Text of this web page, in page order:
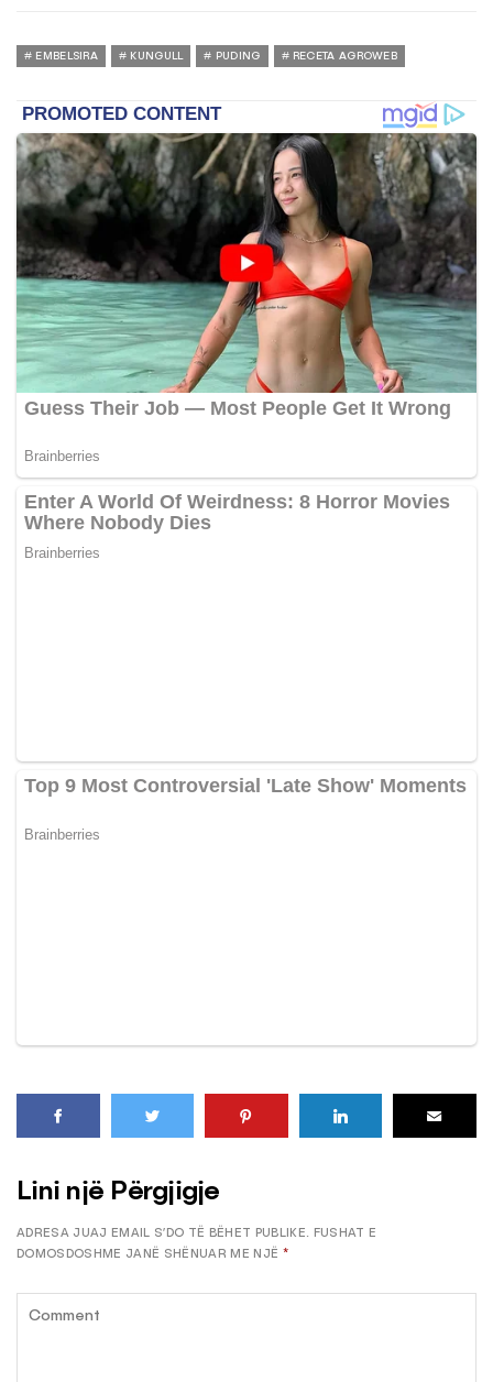
EMBELSIRA KUNGULL PUDING RECETA AGROWEB
Lini një Përgjigje
ADRESA JUAJ EMAIL S’DO TË BËHET PUBLIKE. FUSHAT E
DOMOSDOSHME JANË SHËNUAR ME NJË *